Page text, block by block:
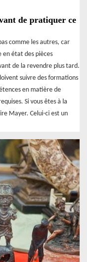
de pratiquer ce
comme les autres, car
en état des pièces
de la revendre plus tard.
suivre des formations
en matière de
Si vous êtes à la
Mayer. Celui-ci est un